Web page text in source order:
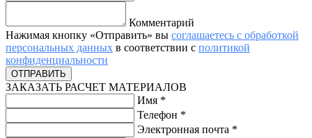
Комментарий
Нажимая кнопку «Отправить» вы соглашаетесь с обработкой
персональных данных в соответствии с политикой
конфиденциальности
ЗАКАЗАТЬ РАСЧЕТ МАТЕРИАЛОВ
Имя *
Телефон *
Электронная почта *